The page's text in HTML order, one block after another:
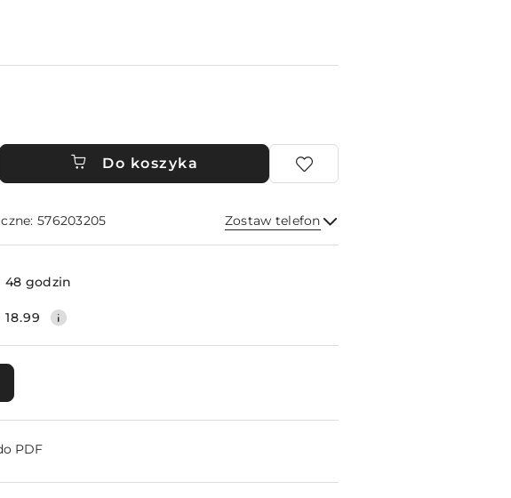
Do koszyka
576203205 Zostaw telefon
Wyślij
48 godzin
18.99
PDF